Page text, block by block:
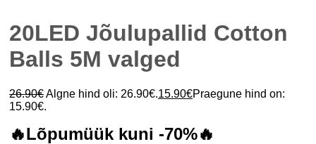
20LED Jõulupallid Cotton
Balls 5M valged
26.90€Algne hind oli: 26.90€.15.90€Praegune hind on:
15.90€.
🔥Lõpumüük kuni -70%🔥